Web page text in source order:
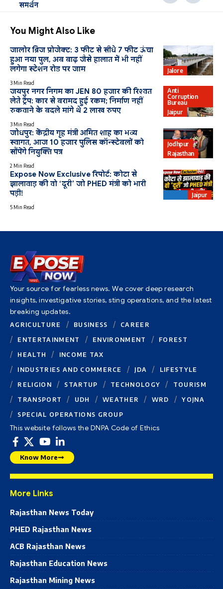
समर्थन
You Might Also Like
Jalore
जालोर ब्रिज प्रोजेक्ट: 3 फीट से सीधे 7 फीट ऊंचा
हुआ नया पुल, अब बाढ़ जैसे हालात में भी नहीं
लगेगा स्टेशन रोड पर जाम
3 Min Read
Anti
Corruption
Bureau
Jaipur
जयपुर नगर निगम का JEN 80 हजार की रिश्वत
लेते ट्रैप: कार से बरामद हुई रकम; निर्माण नहीं
रुकवाने के बदले मांगे थे 2 लाख रुपए
3 Min Read
Jodhpur
Rajasthan
जोधपुर: केंद्रीय गृह मंत्री अमित शाह का भव्य
स्वागत, आज 10 हजार पुलिस कॉन्स्टेबलों को
सौंपेंगे नियुक्ति पत्र
2 Min Read
Jaipur
Expose Now Exclusive रिपोर्ट: कोटा से
झालावाड़ की वो ‘दूरी’ जो PHED मंत्री को भारी
पड़ी!
5 Min Read
Your source for fearless news. We cover deep research
insights, investigative stories, sting operations, and the latest
breaking updates.
AGRICULTURE BUSINESS
CAREER
ENTERTAINMENT
ENVIRONMENT
FOREST
HEALTH
INCOME TAX
INDUSTRIES AND COMMERCE
JDA
LIFESTYLE
RELIGION
STARTUP TECHNOLOGY
TOURISM
TRANSPORT
UDH WEATHER WRD
YOJNA
SPECIAL OPERATIONS GROUP
This website follows the DNPA Code of Ethics
Know More
More Links
Rajasthan News Today
PHED Rajasthan News
ACB Rajasthan News
Rajasthan Education News
Rajasthan Mining News